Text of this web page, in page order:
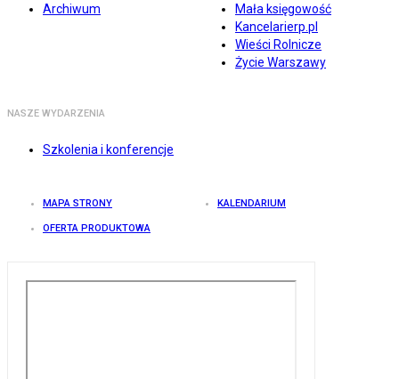
Archiwum
Mała księgowość
Kancelarierp.pl
Wieści Rolnicze
Życie Warszawy
NASZE WYDARZENIA
Szkolenia i konferencje
MAPA STRONY KALENDARIUM
OFERTA PRODUKTOWA